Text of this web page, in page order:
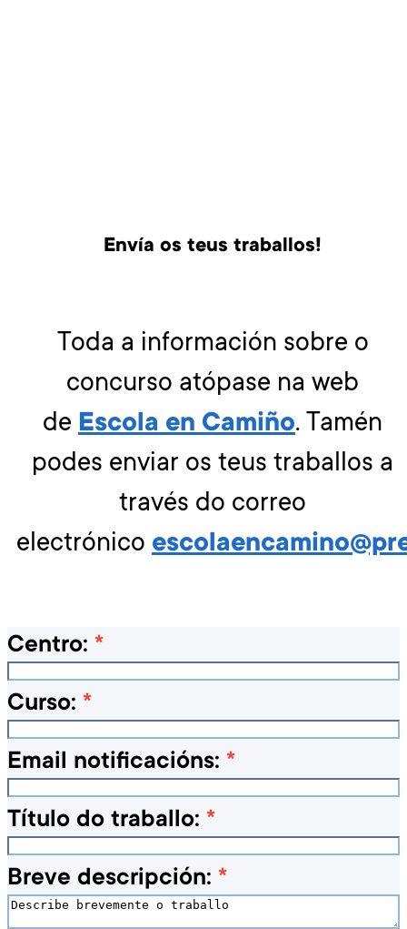
Envía os teus traballos!
Toda a información sobre o
concurso atópase na web
de Escola en Camiño. Tamén
podes enviar os teus traballos a
través do correo
electrónico
Centro: *
Curso: *
Email notificacións: *
Título do traballo: *
Breve descripción: *